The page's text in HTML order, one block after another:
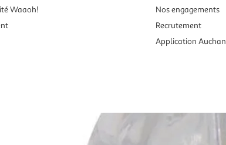
Waaoh!
Nos engagements
Recrutement
Application Auchan